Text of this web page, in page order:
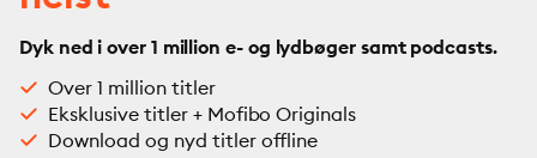
Dyk ned i over 1 million e- og lydbøger samt podcasts.
Over 1 million titler
Eksklusive titler + Mofibo Originals
Download og nyd titler offline